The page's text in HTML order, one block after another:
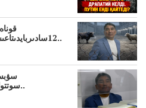
12سادىربايدىتاعىسى كەلە12نجىلعاۇقا مەس..
سوتتولەنگەناپتار ايىبە؟ۋ تسوتتاعىا..